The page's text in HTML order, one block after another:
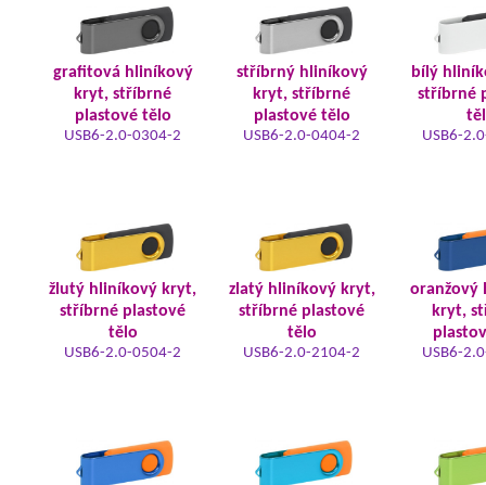
grafitová hliníkový
kryt, stříbrné
plastové tělo
USB6-2.0-0304-2
stříbrný hliníkový
kryt, stříbrné
plastové tělo
USB6-2.0-0404-2
bílý
stříbrné
USB6-
žlutý hliníkový kryt,
stříbrné plastové
tělo
USB6-2.0-0504-2
zlatý hliníkový kryt,
stříbrné plastové
tělo
USB6-2.0-2104-2
oranžový
kryt,
USB6-